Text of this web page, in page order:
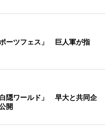
ーツフェス」 巨人軍が指
隠ワールド」 早大と共同企
開